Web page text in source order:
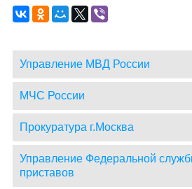
Управление МВД России
МЧС России
Прокуратура г.Москва
Управление Федеральной
приставов